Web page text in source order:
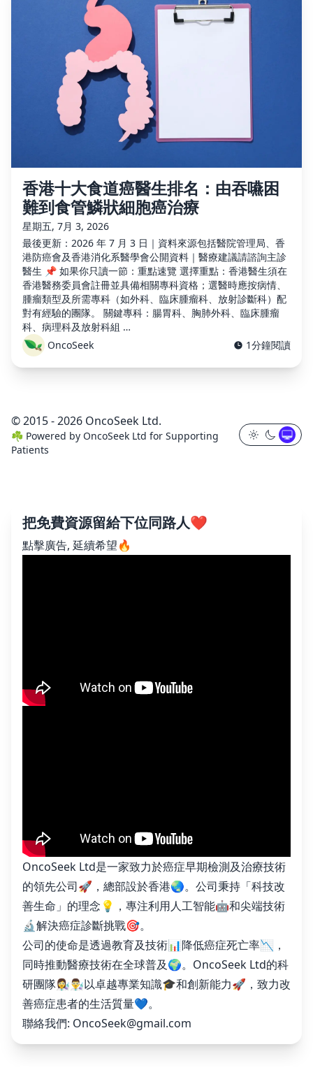
香港十大食道癌醫生排名：由吞嚥困
難到食管鱗狀細胞癌治療
星期五, 7月 3, 2026
最後更新：2026 年 7 月 3 日｜資料來源包括醫院管理局、香
港防癌會及香港消化系醫學會公開資料｜醫療建議請諮詢主診
醫生 📌 如果你只讀一節：重點速覽 選擇重點：香港醫生須在
香港醫務委員會註冊並具備相關專科資格；選醫時應按病情、
腫瘤類型及所需專科（如外科、臨床腫瘤科、放射診斷科）配
對有經驗的團隊。 關鍵專科：腸胃科、胸肺外科、臨床腫瘤
科、病理科及放射科組 …
OncoSeek
1分鐘閱讀
© 2015 - 2026 OncoSeek Ltd.
☘️ Powered by OncoSeek Ltd for Supporting
Patients
把免費資源留給下位同路人❤️
點擊廣告, 延續希望🔥
OncoSeek Ltd是一家致力於癌症早期檢測及治療技術
的領先公司🚀，總部設於香港🌏。公司秉持「科技改
善生命」的理念💡，專注利用人工智能🤖和尖端技術
🔬解決癌症診斷挑戰🎯。
公司的使命是透過教育及技術📊降低癌症死亡率📉，
同時推動醫療技術在全球普及🌍。OncoSeek Ltd的科
研團隊👩‍🔬👨‍🔬以卓越專業知識🎓和創新能力🚀，致力改
善癌症患者的生活質量💙。
聯絡我們: OncoSeek@gmail.com